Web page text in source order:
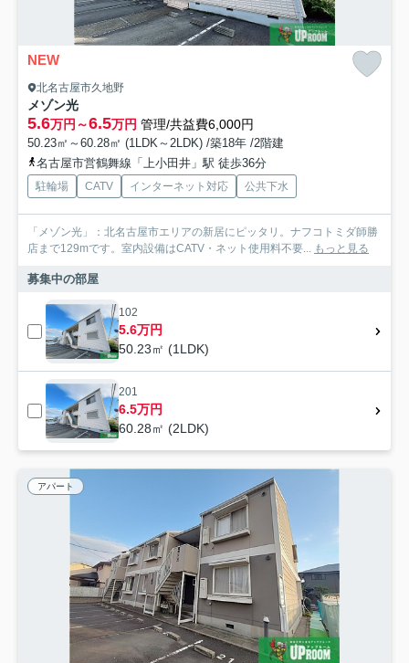
NEW
北名古屋市久地野
メゾン光
5.6万円～6.5万円 管理/共益費6,000円
50.23㎡～60.28㎡ (1LDK～2LDK) /築18年 /2階建
名古屋市営鶴舞線「上小田井」駅 徒歩36分
駐輪場 CATV インターネット対応 公共下水
「メゾン光」：北名古屋市エリアの新居にピッタリ。ナフコトミダ師勝
店まで129mです。室内設備はCATV・ネット使用料不要... もっと見る
募集中の部屋
102
5.6万円
50.23㎡ (1LDK)
201
6.5万円
60.28㎡ (2LDK)
アパート